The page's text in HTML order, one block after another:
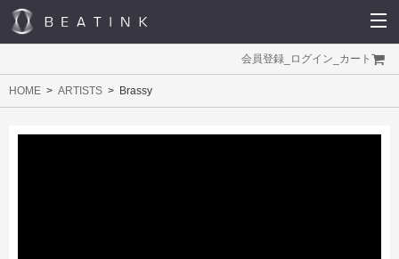
会員登録 ログイン カート
HOME ARTISTS Brassy